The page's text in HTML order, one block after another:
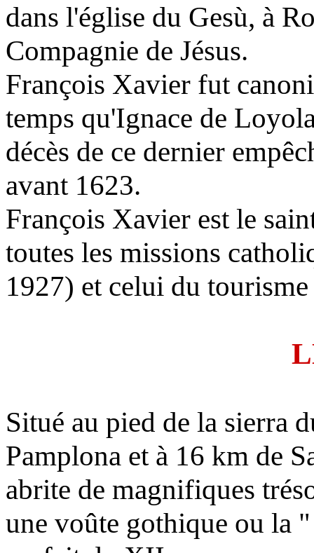
dans l'église du Gesù, à
Compagnie de Jésus.
François Xavier fut
temps qu'Ignace de
décès de ce dernier
avant 1623.
François Xavier est le
toutes les missions
1927) et celui du
Situé au pied de la sierra
Pamplona et à 16 km de
abrite de magnifiques
une voûte gothique ou la